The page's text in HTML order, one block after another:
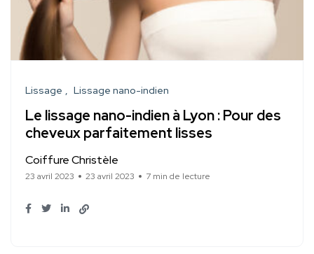
Lissage Lissage nano-indien
Le lissage nano-indien à Lyon : Pour des
cheveux parfaitement lisses
Coiffure Christèle
23 avril 2023 23 avril 2023 7 min de lecture